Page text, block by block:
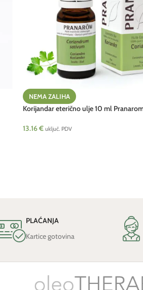
NEMA ZALIHA
Korijandar eterično ulje 10 ml
13.16€ uključ. PDV
PLAĆANJA
Kartice gotovina